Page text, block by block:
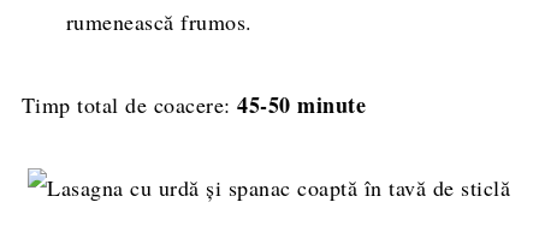
rumenească frumos.
Timp total de coacere:45-50 minute